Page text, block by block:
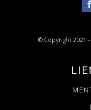
© Copyright 2021 -